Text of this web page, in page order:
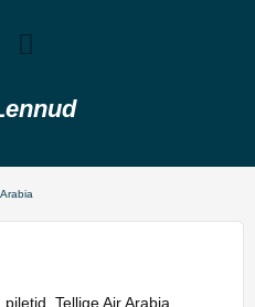
Tellige Air Arabia